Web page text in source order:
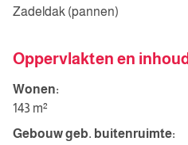
Zadeldak (pannen)
Oppervlakten en inhoud
Wonen:
143 m²
Gebouw geb. buitenruimte: